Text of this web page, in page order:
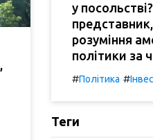
у
розуміння
політики за
#Політика #
Теги